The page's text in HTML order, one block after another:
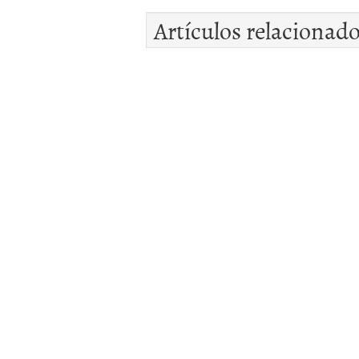
Artículos